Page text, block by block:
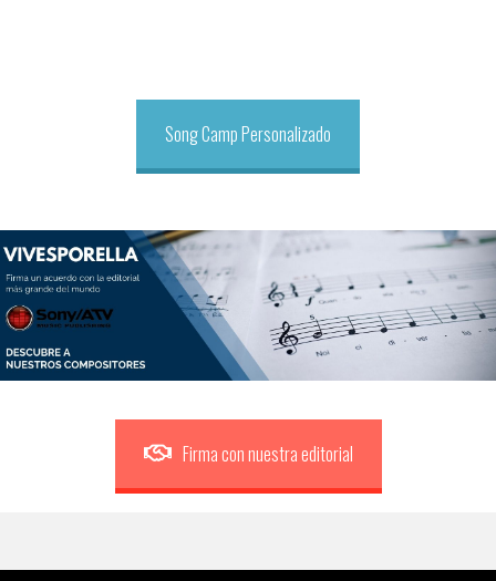
Song Camp Personalizado
Firma con nuestra editorial